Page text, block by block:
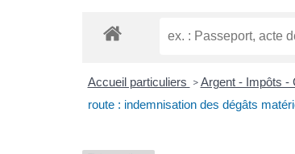
Accueil particuliers > Argent - Impôts -
route : indemnisation des dégâts